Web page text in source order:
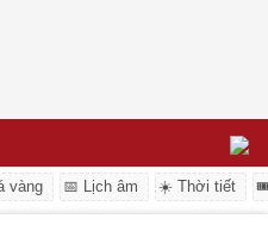
vàng 📅 Lịch âm ☀️ Thời tiết